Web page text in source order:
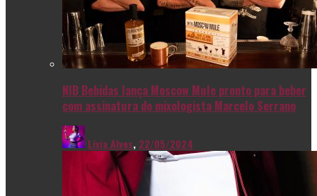
NIB Bebidas lança Moscow Mule pronto para beber
com assinatura do mixologista Marcelo Serrano
Livia Alves, 22/05/2024